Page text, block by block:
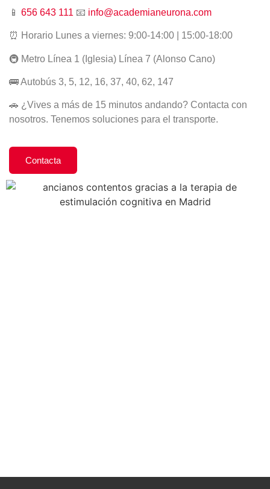
📱 656 643 111 📧 info@academianeurona.com
⏰ Horario Lunes a viernes: 9:00-14:00 | 15:00-18:00
🚇 Metro Línea 1 (Iglesia) Línea 7 (Alonso Cano)
🚌 Autobús 3, 5, 12, 16, 37, 40, 62, 147
🚗 ¿Vives a más de 15 minutos andando? Contacta con
nosotros. Tenemos soluciones para el transporte.
Contacta